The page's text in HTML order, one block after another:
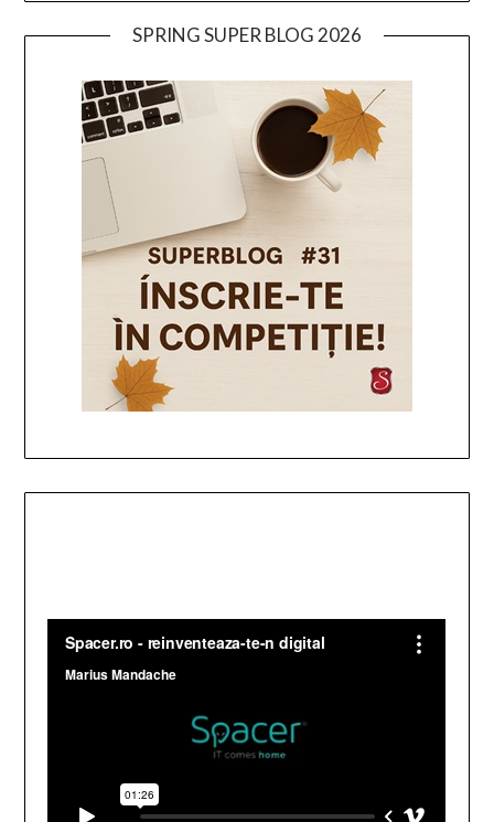
SPRING SUPER BLOG 2026